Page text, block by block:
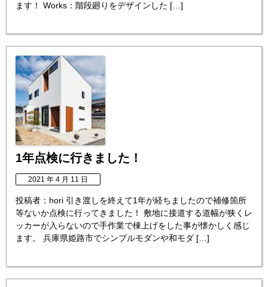
ます！ Works：階段廻りをデザインした […]
1年点検に行きました！
2021 年 4 月 11 日
投稿者：hori 引き渡しを終えて1年が経ちましたので補修箇所
等ないか点検に行ってきました！ 敷地に接道する道幅が狭くレ
ッカーが入らないので手作業で棟上げをした事が懐かしく感じ
ます。 兵庫県姫路市でシンプルモダンや和モダ […]